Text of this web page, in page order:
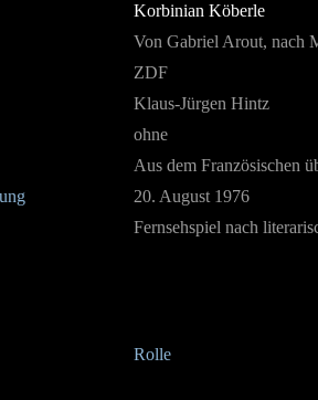
Korbinian Köberle
Von Gabriel Arout, nach
ZDF
Klaus-Jürgen Hintz
ohne
Aus dem Französischen
20. August 1976
Fernsehspiel nach
Rolle